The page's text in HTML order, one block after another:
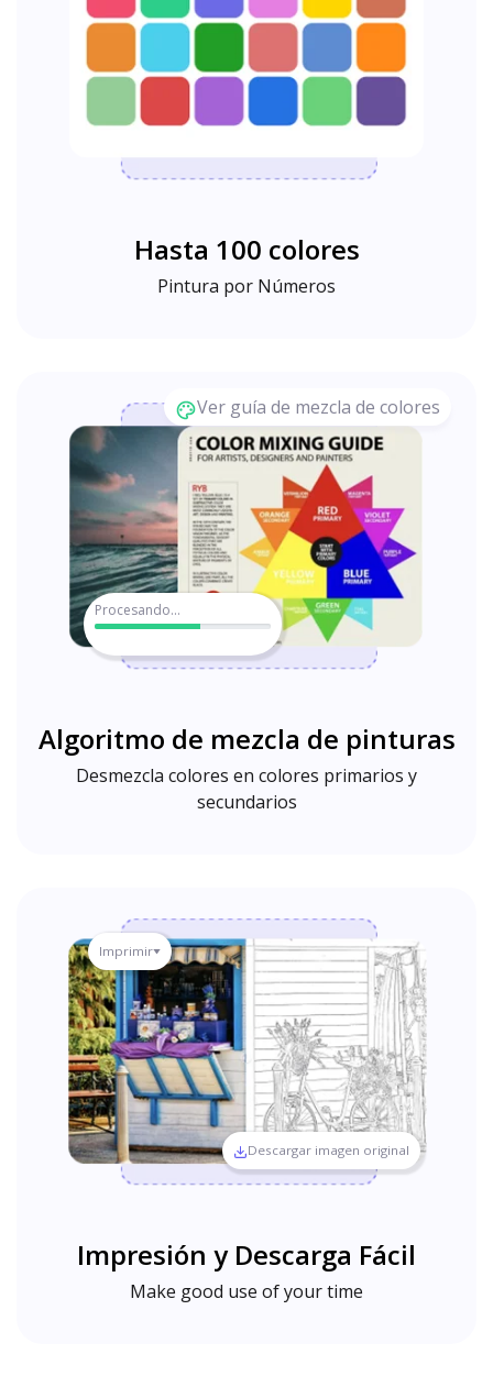
Hasta 100 colores
Pintura por Números
Ver guía de mezcla de colores
Procesando...
Algoritmo de mezcla de pinturas
Desmezcla colores en colores primarios y
secundarios
Descargar imagen original
Imprimir
Impresión y Descarga Fácil
Make good use of your time